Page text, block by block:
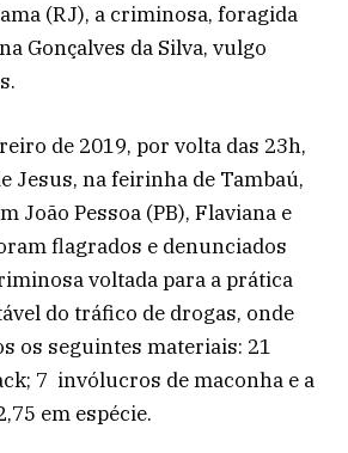
(RJ), a criminosa, foragida
Gonçalves da Silva, vulgo
de 2019, por volta das 23h,
Jesus, na feirinha de Tambaú,
João Pessoa (PB), Flaviana e
flagrados e denunciados
voltada para a prática
do tráfico de drogas, onde
os seguintes materiais: 21
7 invólucros de maconha e a
em espécie.